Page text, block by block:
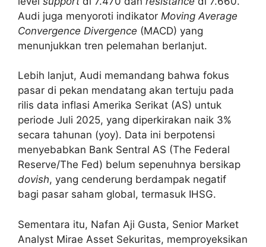
Audi juga menyoroti indikator Moving Average
Convergence Divergence (MACD) yang
menunjukkan tren pelemahan berlanjut.
Lebih lanjut, Audi memandang bahwa fokus
pasar di pekan mendatang akan tertuju pada
rilis data inflasi Amerika Serikat (AS) untuk
periode Juli 2025, yang diperkirakan naik 3%
secara tahunan (yoy). Data ini berpotensi
menyebabkan Bank Sentral AS (The Federal
Reserve/The Fed) belum sepenuhnya bersikap
dovish, yang cenderung berdampak negatif
bagi pasar saham global, termasuk IHSG.
Sementara itu, Nafan Aji Gusta, Senior Market
Analyst Mirae Asset Sekuritas, memproyeksikan